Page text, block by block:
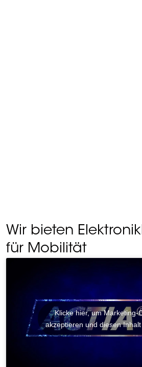
Wir bieten
für Mobilität
Klicke hier, um Marketing-
akzeptieren und diesen